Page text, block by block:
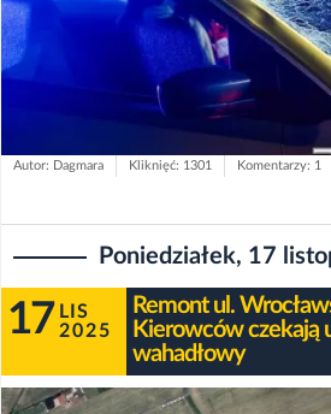
Autor: Dagmara Kliknięć: 1301 Komentarzy: 1
Poniedziałek, 17
17 LIS
2025
Remont ul.
Kierowców czekają
wahadłowy